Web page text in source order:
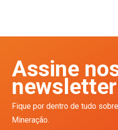
Assine
Fique por dentro de tudo
Mineração.